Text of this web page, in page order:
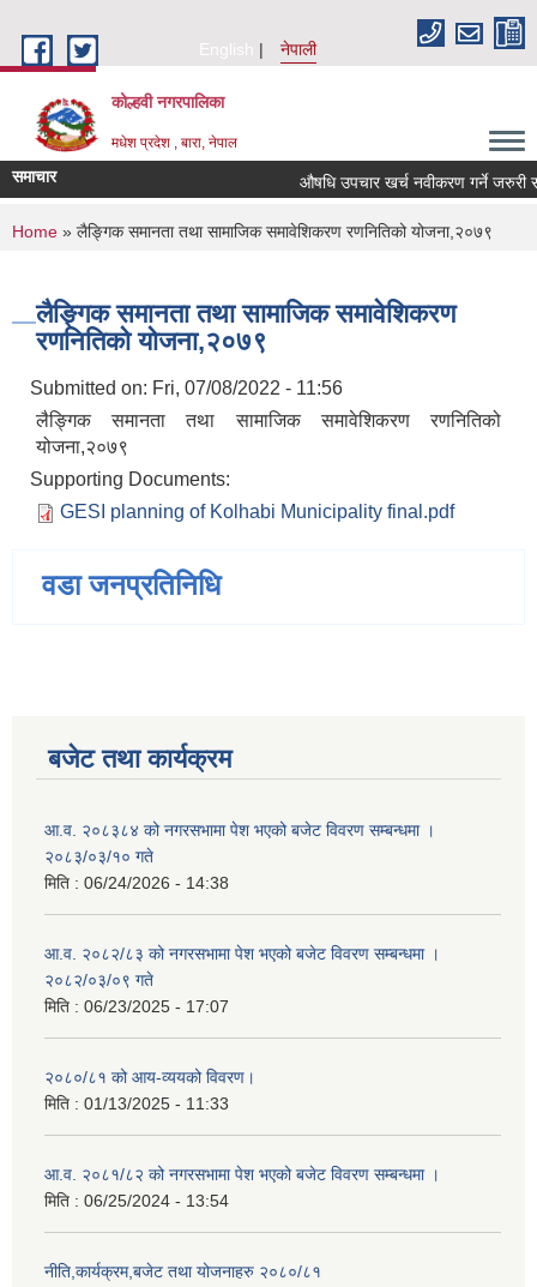
English
नेपाली
कोल्हवी नगरपालिका
मधेश प्रदेश , बारा, नेपाल
समाचार औषधि उपचार खर्च नवीकरण गर्ने जरुरी
You are here
Home » लैङ्गिक समानता तथा सामाजिक समावेशिकरण रणनितिको योजना,२०७९
लैङ्गिक समानता तथा सामाजिक समावेशिकरण
रणनितिको योजना,२०७९
Submitted on: Fri, 07/08/2022 - 11:56
लैङ्गिक समानता तथा सामाजिक समावेशिकरण रणनितिको
योजना,२०७९
Supporting Documents:
GESI planning of Kolhabi Municipality final.pdf
वडा जनप्रतिनिधि
बजेट तथा कार्यक्रम
आ.व. २०८३८४ को नगरसभामा पेश भएको बजेट विवरण सम्बन्धमा ।
२०८३/०३/१० गते
मिति : 06/24/2026 - 14:38
आ.व. २०८२/८३ को नगरसभामा पेश भएको बजेट विवरण सम्बन्धमा ।
२०८२/०३/०९ गते
मिति : 06/23/2025 - 17:07
२०८०/८१ को आय-व्ययको विवरण।
मिति : 01/13/2025 - 11:33
आ.व. २०८१/८२ को नगरसभामा पेश भएको बजेट विवरण सम्बन्धमा ।
मिति : 06/25/2024 - 13:54
नीति,कार्यक्रम,बजेट तथा योजनाहरु २०८०/८१